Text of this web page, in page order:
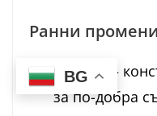
Ранни промени
2003 г.—
за по-добра
BG